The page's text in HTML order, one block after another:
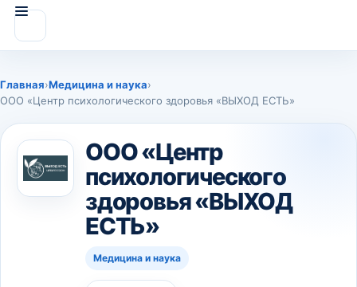
Главная›Медицина и наука›
ООО «Центр психологического здоровья «ВЫХОД ЕСТЬ»
ООО «Центр
психологического
здоровья «ВЫХОД
ЕСТЬ»
Медицина и наука